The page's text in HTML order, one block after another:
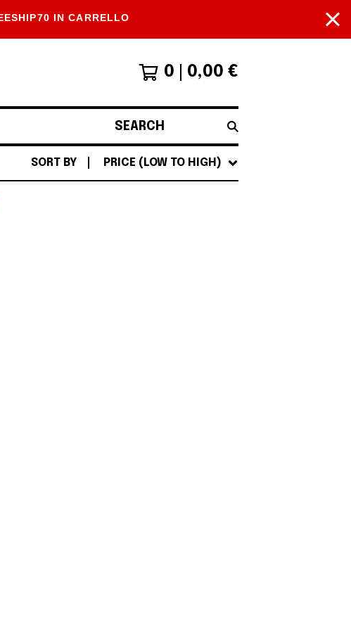
IN CARRELLO
0 0,00 €
SEARCH
SORT BY PRICE (LOW TO HIGH)